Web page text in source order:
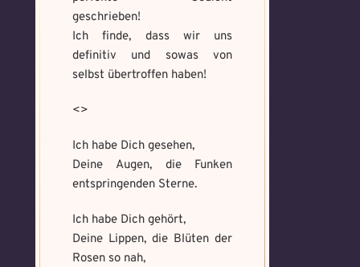
geschrieben!
Ich finde, dass wir uns
definitiv und sowas von
selbst übertroffen haben!
<>
Ich habe Dich gesehen,
Deine Augen, die Funken
entspringenden Sterne.
Ich habe Dich gehört,
Deine Lippen, die Blüten der
Rosen so nah,
Max file size: 9.08 MB. | Allowed file
types: gif,jpeg,png,jpg,pdf | Min
number of file: 1
Select Files
Absenden
types: gif,jpeg,png,jpg,pdf | Min
number of file: 1
Datei wählen
Absenden